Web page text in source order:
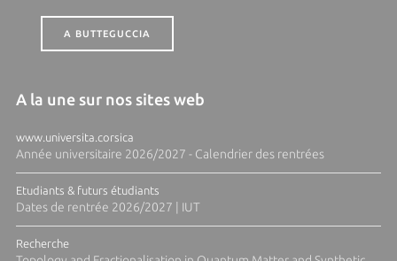
A BUTTEGUCCIA
A la une sur nos sites web
www.universita.corsica
Année universitaire 2026/2027 - Calendrier des rentrées
Etudiants & futurs étudiants
Dates de rentrée 2026/2027 | IUT
Recherche